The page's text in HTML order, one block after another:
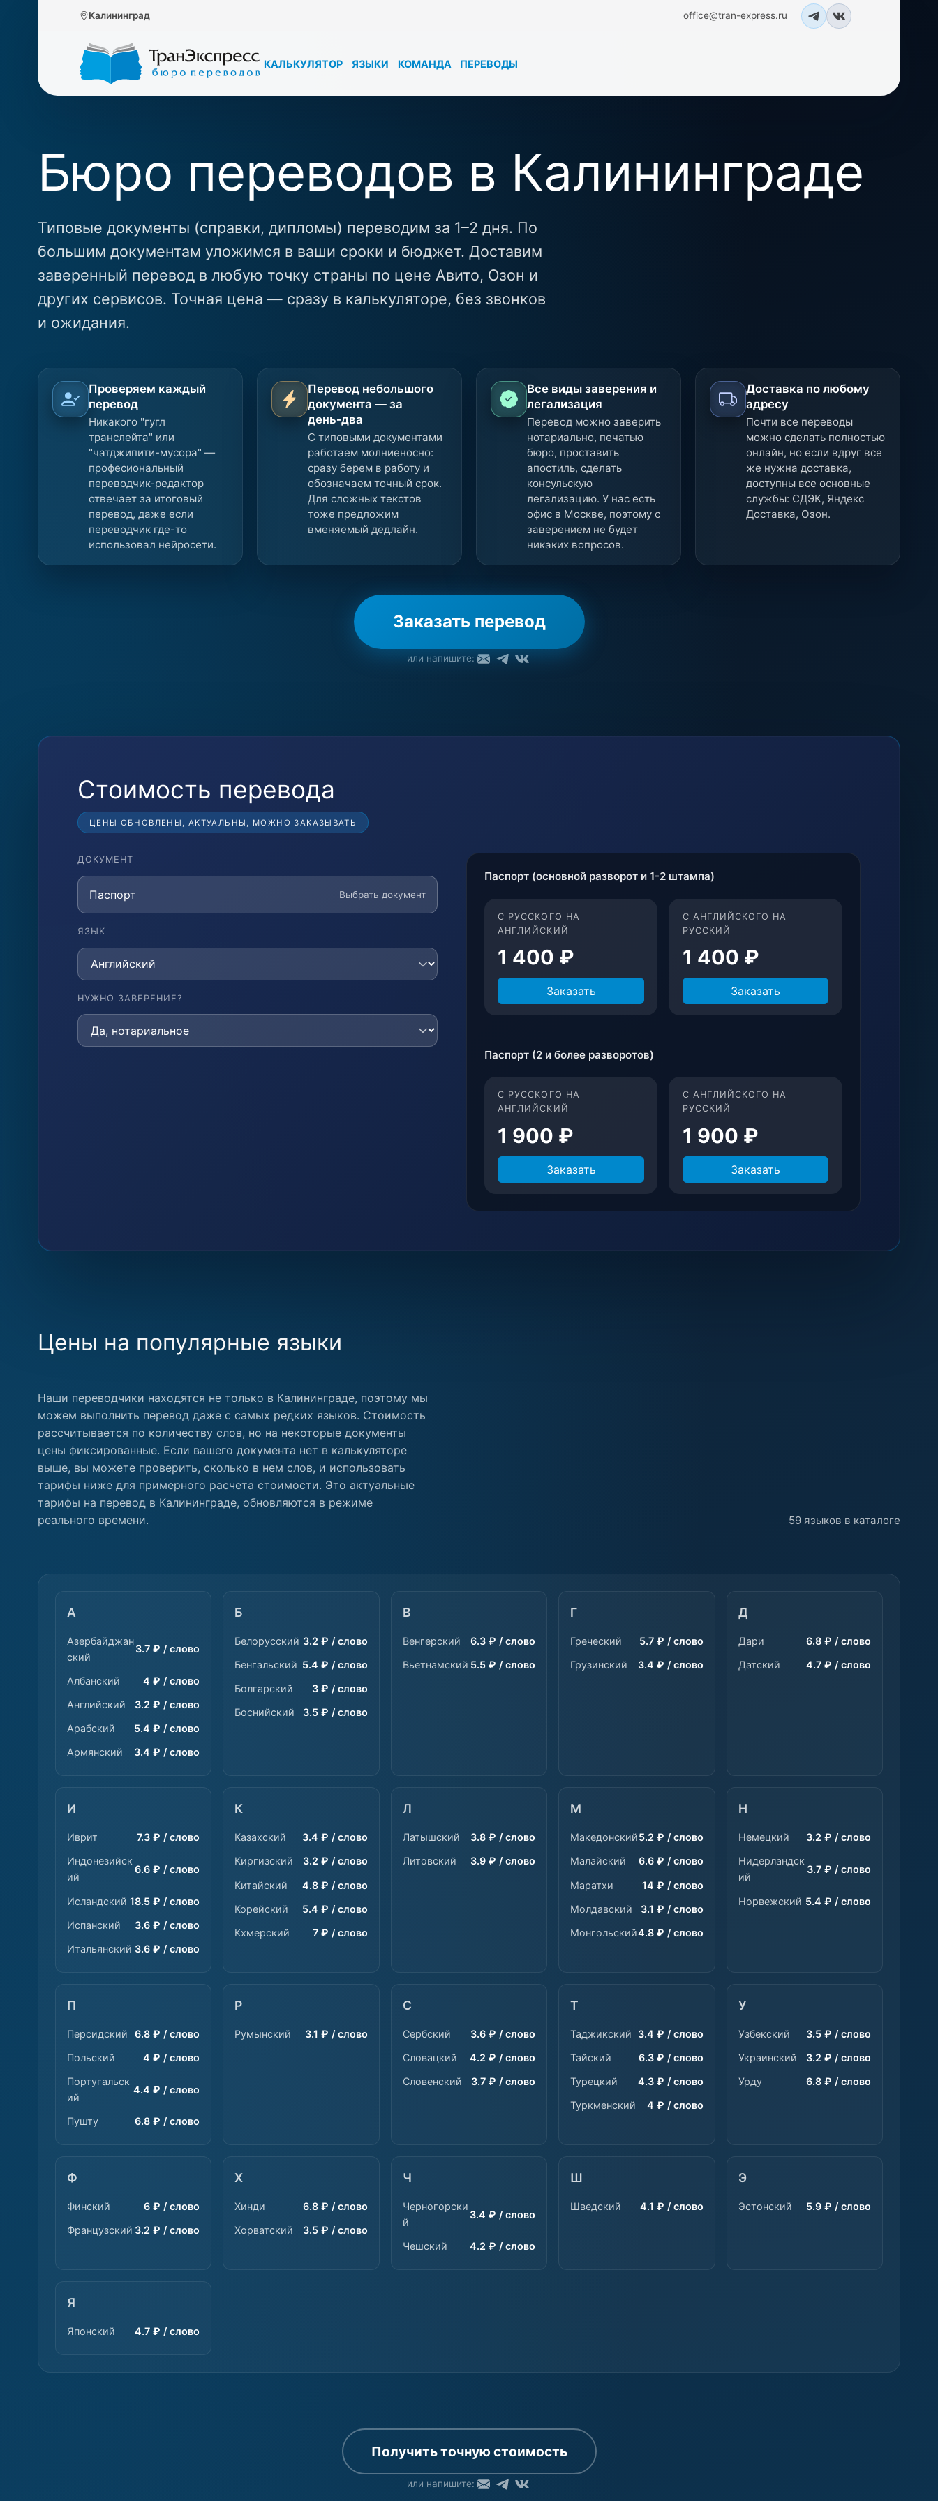
Перейти к основному содержанию
Калининград office@tran-express.ru
TelegramВконтакте
КАЛЬКУЛЯТОР ЯЗЫКИ КОМАНДА ПЕРЕВОДЫ
Бюро переводов в Калининграде
Типовые документы (справки, дипломы) переводим за 1–2 дня. По
большим документам уложимся в ваши сроки и бюджет. Доставим
заверенный перевод в любую точку страны по цене Авито, Озон и
других сервисов. Точная цена — сразу в калькуляторе, без звонков
и ожидания.
Проверяем каждый
перевод
Никакого "гугл
транслейта" или
"чатджипити-мусора" —
професиональный
переводчик-редактор
отвечает за итоговый
перевод, даже если
переводчик где-то
использовал нейросети.
Перевод небольшого
документа — за
день‑два
С типовыми документами
работаем молниеносно:
сразу берем в работу и
обозначаем точный срок.
Для сложных текстов
тоже предложим
вменяемый дедлайн.
Все виды заверения и
легализация
Перевод можно заверить
нотариально, печатью
бюро, проставить
апостиль, сделать
консульскую
легализацию. У нас есть
офис в Москве, поэтому с
заверением не будет
никаких вопросов.
Доставка по любому
адресу
Почти все переводы
можно сделать полностью
онлайн, но если вдруг все
же нужна доставка,
доступны все основные
службы: СДЭК, Яндекс
Доставка, Озон.
Заказать перевод
или напишите:
Стоимость перевода
ЦЕНЫ ОБНОВЛЕНЫ, АКТУАЛЬНЫ, МОЖНО ЗАКАЗЫВАТЬ
ДОКУМЕНТ
Паспорт Выбрать документ
ЯЗЫК
НУЖНО ЗАВЕРЕНИЕ?
Паспорт (основной разворот и 1-2 штампа)
С РУССКОГО НА
АНГЛИЙСКИЙ
1 400 ₽
Заказать
С АНГЛИЙСКОГО НА
РУССКИЙ
1 400 ₽
Заказать
Паспорт (2 и более разворотов)
С РУССКОГО НА
АНГЛИЙСКИЙ
1 900 ₽
Заказать
С АНГЛИЙСКОГО НА
РУССКИЙ
1 900 ₽
Заказать
Цены на популярные языки
Наши переводчики находятся не только в Калининграде, поэтому мы
можем выполнить перевод даже с самых редких языков. Стоимость
рассчитывается по количеству слов, но на некоторые документы
цены фиксированные. Если вашего документа нет в калькуляторе
выше, вы можете проверить, сколько в нем слов, и использовать
тарифы ниже для примерного расчета стоимости. Это актуальные
тарифы на перевод в Калининграде, обновляются в режиме
реального времени.
59 языков в каталоге
А
Азербайджан
ский
3.7 ₽ / слово
Албанский 4 ₽ / слово
Английский 3.2 ₽ / слово
Арабский 5.4 ₽ / слово
Армянский 3.4 ₽ / слово
Б
Белорусский 3.2 ₽ / слово
Бенгальский 5.4 ₽ / слово
Болгарский 3 ₽ / слово
Боснийский 3.5 ₽ / слово
В
Венгерский 6.3 ₽ / слово
Вьетнамский 5.5 ₽ / слово
Г
Греческий 5.7 ₽ / слово
Грузинский 3.4 ₽ / слово
Д
Дари 6.8 ₽ / слово
Датский 4.7 ₽ / слово
И
Иврит 7.3 ₽ / слово
Индонезийск
ий
6.6 ₽ / слово
Исландский 18.5 ₽ / слово
Испанский 3.6 ₽ / слово
Итальянский 3.6 ₽ / слово
К
Казахский 3.4 ₽ / слово
Киргизский 3.2 ₽ / слово
Китайский 4.8 ₽ / слово
Корейский 5.4 ₽ / слово
Кхмерский 7 ₽ / слово
Л
Латышский 3.8 ₽ / слово
Литовский 3.9 ₽ / слово
М
Македонский5.2 ₽ / слово
Малайский 6.6 ₽ / слово
Маратхи 14 ₽ / слово
Молдавский 3.1 ₽ / слово
Монгольский4.8 ₽ / слово
Н
Немецкий 3.2 ₽ / слово
Нидерландск
ий
3.7 ₽ / слово
Норвежский 5.4 ₽ / слово
П
Персидский 6.8 ₽ / слово
Польский 4 ₽ / слово
Португальск
ий
4.4 ₽ / слово
Пушту 6.8 ₽ / слово
Р
Румынский 3.1 ₽ / слово
С
Сербский 3.6 ₽ / слово
Словацкий 4.2 ₽ / слово
Словенский 3.7 ₽ / слово
Т
Таджикский 3.4 ₽ / слово
Тайский 6.3 ₽ / слово
Турецкий 4.3 ₽ / слово
Туркменский 4 ₽ / слово
У
Узбекский 3.5 ₽ / слово
Украинский 3.2 ₽ / слово
Урду 6.8 ₽ / слово
Ф
Финский 6 ₽ / слово
Французский 3.2 ₽ / слово
Х
Хинди 6.8 ₽ / слово
Хорватский 3.5 ₽ / слово
Ч
Черногорски
й
3.4 ₽ / слово
Чешский 4.2 ₽ / слово
Ш
Шведский 4.1 ₽ / слово
Э
Эстонский 5.9 ₽ / слово
Я
Японский 4.7 ₽ / слово
Получить точную стоимость
или напишите: